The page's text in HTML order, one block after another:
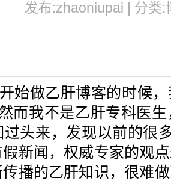
发布:zhaoniupai | 分类
做乙肝博客的时候，
我不是乙肝专科医生
过头来，发现以前的
新闻，权威专家的观
播的乙肝知识，很难